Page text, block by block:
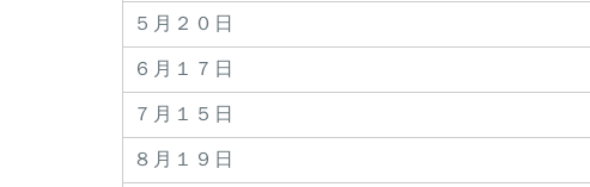
５月２０日
６月１７日
７月１５日
８月１９日